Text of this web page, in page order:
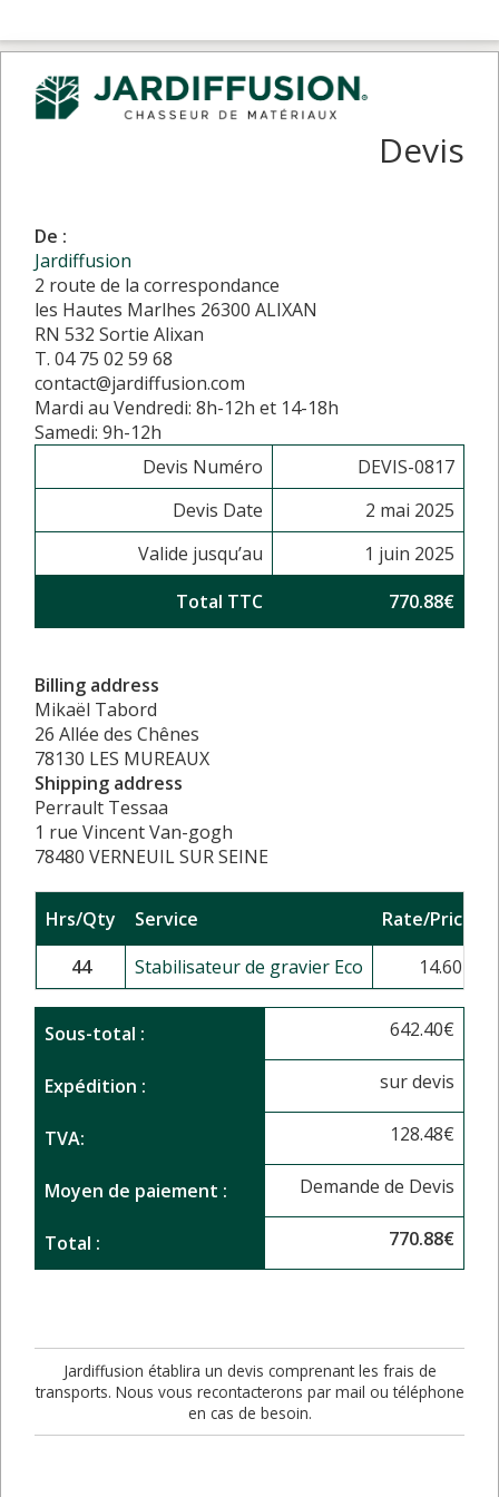
Devis
De :
Jardiffusion
2 route de la correspondance
les Hautes Marlhes 26300 ALIXAN
RN 532 Sortie Alixan
T. 04 75 02 59 68
contact@jardiffusion.com
Mardi au Vendredi: 8h-12h et 14-18h
Samedi: 9h-12h
Devis Numéro
DEVIS-0817
Devis Date
2 mai 2025
Valide jusqu’au
1 juin 2025
Total TTC
770.88€
Billing address
Mikaël Tabord
26 Allée des Chênes
78130 LES MUREAUX
Shipping address
Perrault Tessaa
1 rue Vincent Van-gogh
78480 VERNEUIL SUR SEINE
Hrs/Qty Service Rate/Price
44
Stabilisateur de gravier Eco 14.60
Sous-total : 642.40€
Expédition : sur devis
TVA: 128.48€
Moyen de paiement : Demande de Devis
Total : 770.88€
Jardiffusion établira un devis comprenant les frais de
transports. Nous vous recontacterons par mail ou téléphone
en cas de besoin.